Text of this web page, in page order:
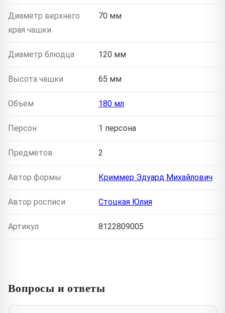
Диаметр верхнего
края чашки
70 мм
Диаметр блюдца 120 мм
Высота чашки 65 мм
Объем 180 мл
Персон 1 персона
Предметов 2
Автор формы Криммер Эдуард Михайлович
Автор росписи Стоцкая Юлия
Артикул 8122809005
Вопросы и ответы